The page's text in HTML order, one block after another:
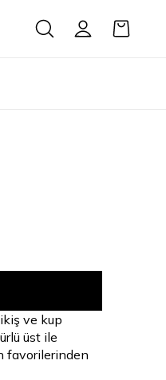
ve kup
üst ile
favorilerinden